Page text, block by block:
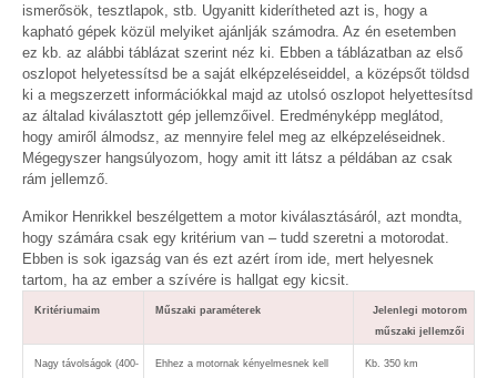
ismerősök, tesztlapok, stb. Ugyanitt kiderítheted azt is, hogy a
kapható gépek közül melyiket ajánlják számodra. Az én esetemben
ez kb. az alábbi táblázat szerint néz ki. Ebben a táblázatban az első
oszlopot helyetessítsd be a saját elképzeléseiddel, a középsőt töldsd
ki a megszerzett információkkal majd az utolsó oszlopot helyettesítsd
az általad kiválasztott gép jellemzőivel. Eredményképp meglátod,
hogy amiről álmodsz, az mennyire felel meg az elképzeléseidnek.
Mégegyszer hangsúlyozom, hogy amit itt látsz a példában az csak
rám jellemző.
Amikor Henrikkel beszélgettem a motor kiválasztásáról, azt mondta,
hogy számára csak egy kritérium van – tudd szeretni a motorodat.
Ebben is sok igazság van és ezt azért írom ide, mert helyesnek
tartom, ha az ember a szívére is hallgat egy kicsit.
Kritériumaim Műszaki paraméterek
Jelenlegi motorom
műszaki jellemzői
Nagy távolságok (400-
Ehhez a motornak kényelmesnek kell
Kb. 350 km